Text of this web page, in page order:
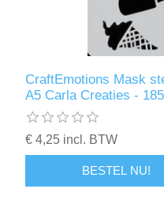
CraftEmotions Mask
A5 Carla Creaties -
€ 4,25 incl. BTW
BESTEL NU!